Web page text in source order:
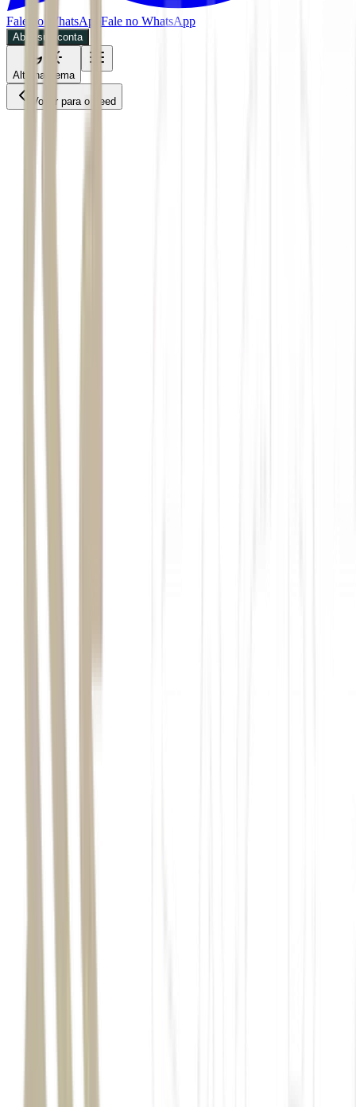
Fale no WhatsApp Fale no WhatsApp
Abra sua conta
Alternar tema
Voltar para o Feed